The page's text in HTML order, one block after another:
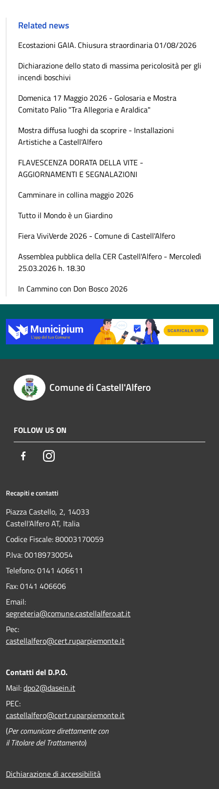
Related news
Ecostazioni GAIA. Chiusura straordinaria 01/08/2026
Dichiarazione dello stato di massima pericolosità per gli
incendi boschivi
Domenica 17 Maggio 2026 - Golosaria e Mostra
Comitato Palio "Tra Allegoria e Araldica"
Mostra diffusa luoghi da scoprire - Installazioni
Artistiche a Castell'Alfero
FLAVESCENZA DORATA DELLA VITE -
AGGIORNAMENTI E SEGNALAZIONI
Camminare in collina maggio 2026
Tutto il Mondo è un Giardino
Fiera ViviVerde 2026 - Comune di Castell'Alfero
Assemblea pubblica della CER Castell'Alfero - Mercoledì
25.03.2026 h. 18.30
In Cammino con Don Bosco 2026
Comune di Castell'Alfero
FOLLOW US ON
FacebookInstagram
Recapiti e contatti
Piazza Castello, 2, 14033
Castell'Alfero AT, Italia
Codice Fiscale: 80003170059
P.Iva: 00189730054
Telefono:0141 406611
Fax:0141 406606
Email:
segreteria@comune.castellalfero.at.it
Pec:
castellalfero@cert.ruparpiemonte.it
Contatti del D.P.O.
Mail:dpo2@dasein.it
PEC:
castellalfero@cert.ruparpiemonte.it
(Per comunicare direttamente con
il Titolare del Trattamento)
Dichiarazione di accessibilità